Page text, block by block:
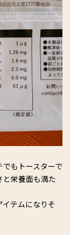
もトースターで
栄養面も満た
テムになりそ